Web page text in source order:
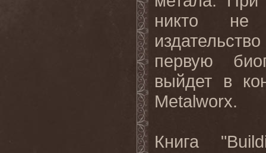
никто
не
первую
выйдет в
Metalworx.
Книга "